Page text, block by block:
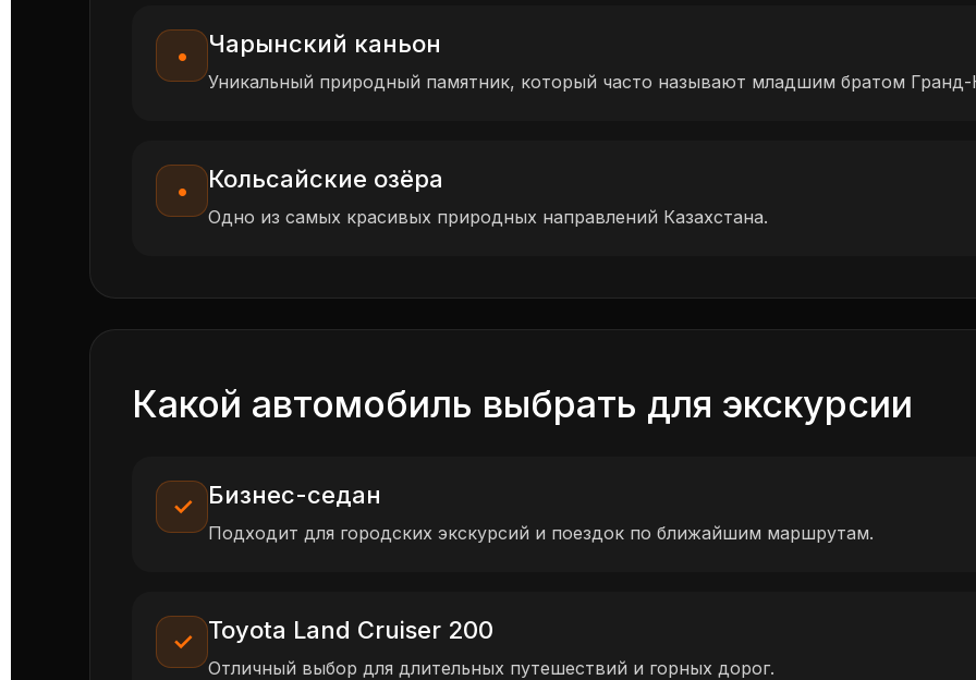
• Чарынский каньон
Уникальный природный памятник, который часто называют младшим братом Гранд-
• Кольсайские озёра
Одно из самых красивых природных направлений Казахстана.
Какой автомобиль выбрать для экскурсии
✓ Бизнес-седан
Подходит для городских экскурсий и поездок по ближайшим маршрутам.
✓ Toyota Land Cruiser 200
Отличный выбор для длительных путешествий и горных дорог.